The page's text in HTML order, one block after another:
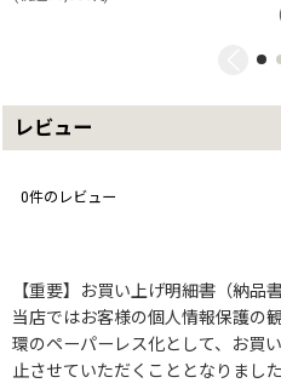
(
レビュー
0件のレビュー
【重要】お買い上げ明細書（納品
当店ではお客様の個人情報保護の
環のペーパーレス化として、お買
止させていただくこととなりまし